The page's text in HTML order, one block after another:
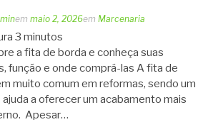
em maio 2, 2026em Marcenaria
3 minutos
a fita de borda e conheça suas
função e onde comprá-las A fita de
muito comum em reformas, sendo um
a oferecer um acabamento mais
Apesar…